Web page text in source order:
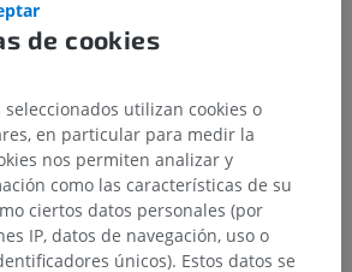
de cookies
seleccionados utilizan cookies o
en particular para medir la
nos permiten analizar y
como las características de su
ciertos datos personales (por
IP, datos de navegación, uso o
únicos). Estos datos se